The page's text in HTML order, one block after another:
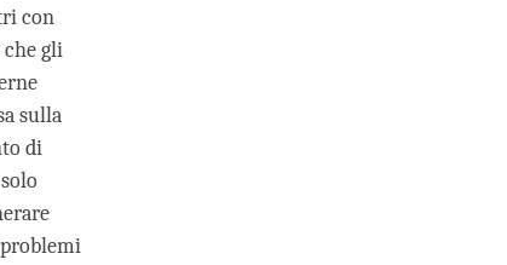
con
che gli
sulla
di